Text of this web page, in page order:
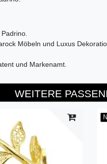
Möbeln und Luxus
und Markenamt.
WEITERE